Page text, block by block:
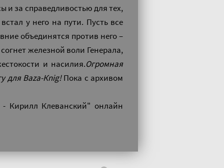
и за справедливостью для тех,
у него на пути. Пусть все
объединятся против него –
железной воли Генерала,
и насилия.Огромная
для Вaza-Кnig!Пока с архивом
Кирилл Клеванский" онлайн